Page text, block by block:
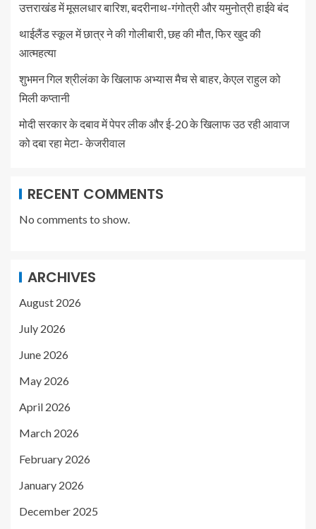
उत्तराखंड में मूसलधार बारिश, बदरीनाथ-गंगोत्री और यमुनोत्री हाईवे बंद
थाईलैंड स्कूल में छात्र ने की गोलीबारी, छह की मौत, फिर खुद की
आत्महत्या
शुभमन गिल श्रीलंका के खिलाफ अभ्यास मैच से बाहर, केएल राहुल को
मिली कप्तानी
मोदी सरकार के दबाव में पेपर लीक और ई-20 के खिलाफ उठ रही आवाज
को दबा रहा मेटा- केजरीवाल
RECENT COMMENTS
No comments to show.
ARCHIVES
August 2026
July 2026
June 2026
May 2026
April 2026
March 2026
February 2026
January 2026
December 2025